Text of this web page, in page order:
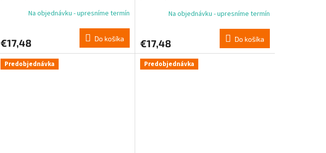
Na objednávku - upresníme termín
€17,48 Do košíka
Na objednávku - upresníme termín
€17,48 Do košíka
Predobjednávka Predobjednávka